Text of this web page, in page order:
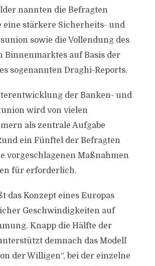
nannten die Befragten
eine stärkere Sicherheits- und
sowie die Vollendung des
Binnenmarktes auf Basis der
sogenannten Draghi-Reports.
der Banken- und
wird von vielen
als zentrale Aufgabe
ein Fünftel der Befragten
vorgeschlagenen Maßnahmen
für erforderlich.
das Konzept eines Europas
Geschwindigkeiten auf
Knapp die Hälfte der
demnach das Modell
der Willigen“, bei der einzelne